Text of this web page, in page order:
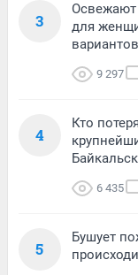
3
для
9 297
4
Кто
6 435
5
Бушует